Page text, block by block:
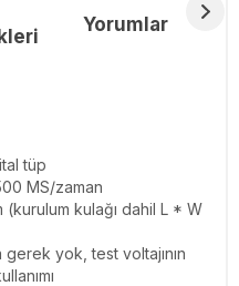
Yorumlar
tüp
MS/zaman
kulağı dahil L * W
gerek yok, test voltajının